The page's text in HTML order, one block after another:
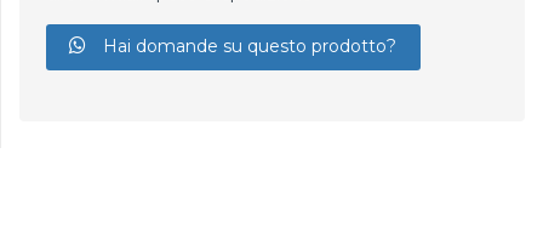
Hai domande su questo prodotto?